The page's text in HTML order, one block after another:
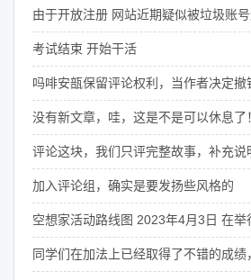
由于开放注册 网站近期疑似被垃圾账
考试结束 开始干活
吗啡安瓿保留评论权利，当作者决定
没有新文章，哇，这是不是可以休息了！
评论这块，我们只评完整故事，补充
加入评论组，确实是要发扬些风格的
空想家活动路线图 2023年4月3日 在
同学们在加法上已经取得了不错的成